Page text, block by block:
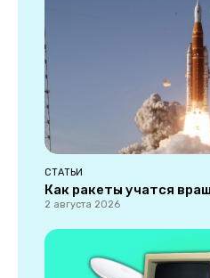
СТАТЬИ
Как ракеты учатся
2 августа 2026